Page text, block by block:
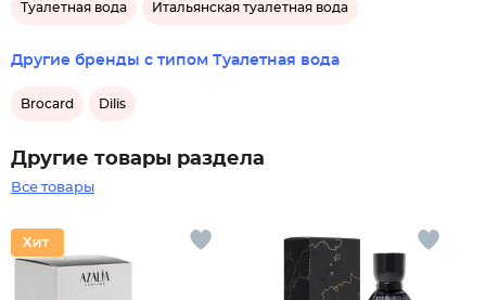
Туалетная вода Итальянская туалетная вода
Другие бренды с типом Туалетная вода
Brocard Dilis
Другие товары раздела
Все товары